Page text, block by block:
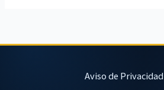
Aviso de Privacidad